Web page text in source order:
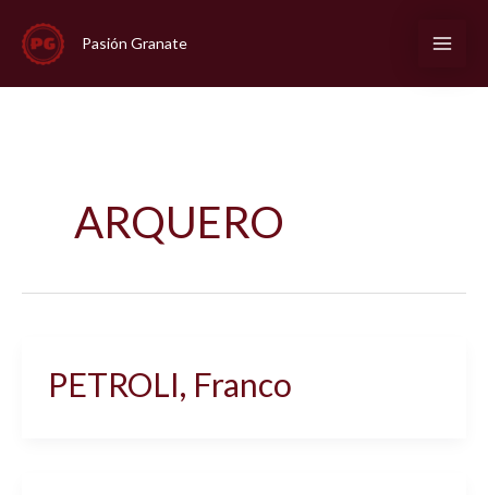
contenido
Pasión Granate
ARQUERO
PETROLI, Franco